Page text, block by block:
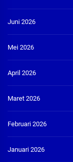
Juni 2026
Mei 2026
April 2026
Maret 2026
Februari 2026
Januari 2026